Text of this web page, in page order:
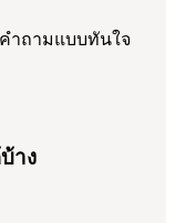
ำถามแบบทันใจ
าง